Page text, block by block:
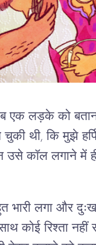
एक लड़के को
थी, कि मुझे
उसे कॉल लगाने में
भारी लगा और
कोई रिश्ता नहीं